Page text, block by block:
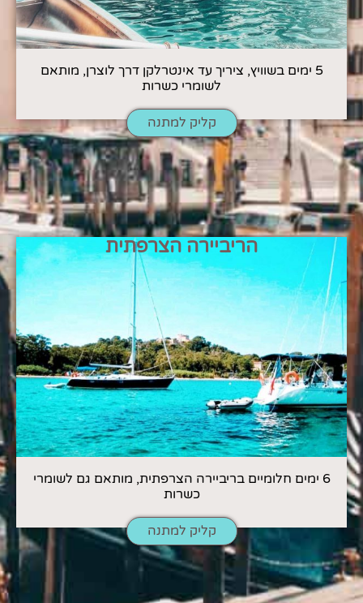
5 ימים בשוויץ, ציריך עד אינטרלקן דרך לוצרן, מותאם
לשומרי כשרות
קליק למתנה
הריביירה הצרפתית
6 ימים חלומיים בריביירה הצרפתית, מותאם גם לשומרי
כשרות
קליק למתנה